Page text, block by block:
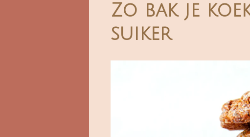
Zo bak je
suiker